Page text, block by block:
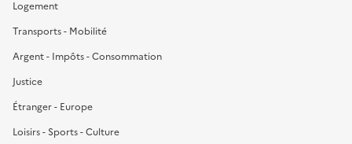
Logement
Transports - Mobilité
Argent - Impôts - Consommation
Justice
Étranger - Europe
Loisirs - Sports - Culture